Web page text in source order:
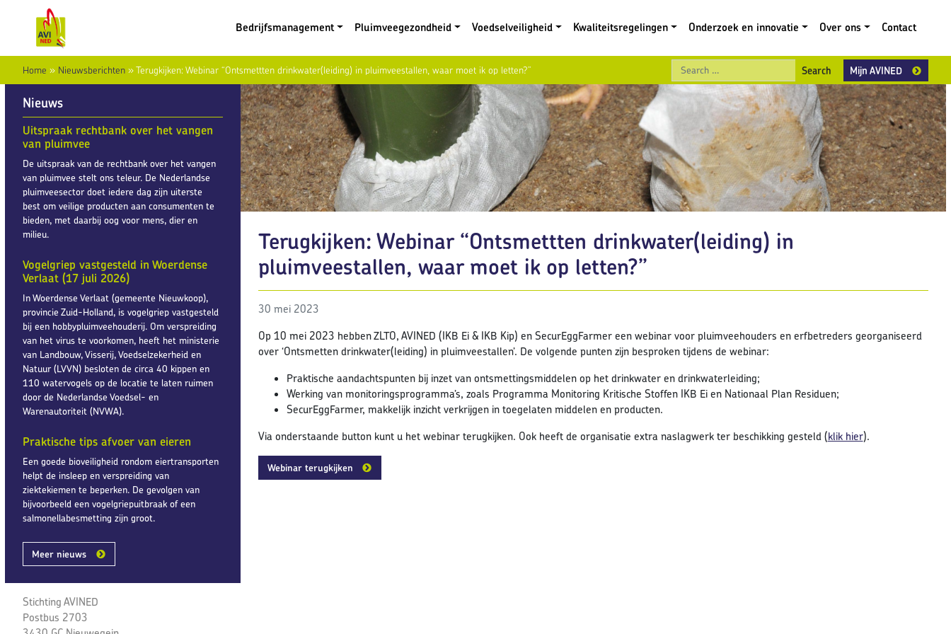
Bedrijfsmanagement
Pluimveegezondheid Voedselveiligheid Kwaliteitsregelingen Onderzoek en innovatie Over ons Contact
Home » Nieuwsberichten »Terugkijken: Webinar “Ontsmettten drinkwater(leiding) in pluimveestallen, waar moet ik op letten?” Search
Mijn AVINED
Nieuws
Uitspraak rechtbank over het vangen
van pluimvee
De uitspraak van de rechtbank over het vangen
van pluimvee stelt ons teleur. De Nederlandse
pluimveesector doet iedere dag zijn uiterste
best om veilige producten aan consumenten te
bieden, met daarbij oog voor mens, dier en
milieu.
Vogelgriep vastgesteld in Woerdense
Verlaat (17 juli 2026)
In Woerdense Verlaat (gemeente Nieuwkoop),
provincie Zuid-Holland, is vogelgriep vastgesteld
bij een hobbypluimveehouderij. Om verspreiding
van het virus te voorkomen, heeft het ministerie
van Landbouw, Visserij, Voedselzekerheid en
Natuur (LVVN) besloten de circa 40 kippen en
110 watervogels op de locatie te laten ruimen
door de Nederlandse Voedsel- en
Warenautoriteit (NVWA).
Praktische tips afvoer van eieren
Een goede bioveiligheid rondom eiertransporten
helpt de insleep en verspreiding van
ziektekiemen te beperken. De gevolgen van
bijvoorbeeld een vogelgriepuitbraak of een
salmonellabesmetting zijn groot.
Meer nieuws
Stichting AVINED
Postbus 2703
Terugkijken: Webinar “Ontsmettten drinkwater(leiding) in
pluimveestallen, waar moet ik op letten?”
30 mei 2023
Op 10 mei 2023 hebben ZLTO, AVINED (IKB Ei & IKB Kip) en SecurEggFarmer een webinar voor pluimveehouders en erfbetreders georganiseerd
over ‘Ontsmetten drinkwater(leiding) in pluimveestallen’. De volgende punten zijn besproken tijdens de webinar:
Praktische aandachtspunten bij inzet van ontsmettingsmiddelen op het drinkwater en drinkwaterleiding;
Werking van monitoringsprogramma’s, zoals Programma Monitoring Kritische Stoffen IKB Ei en Nationaal Plan Residuen;
SecurEggFarmer, makkelijk inzicht verkrijgen in toegelaten middelen en producten.
Via onderstaande button kunt u het webinar terugkijken. Ook heeft de organisatie extra naslagwerk ter beschikking gesteld (klik hier).
Webinar terugkijken